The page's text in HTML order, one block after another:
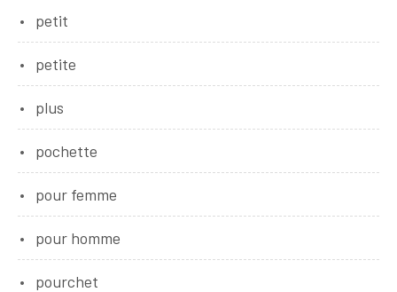
petit
petite
plus
pochette
pour femme
pour homme
pourchet